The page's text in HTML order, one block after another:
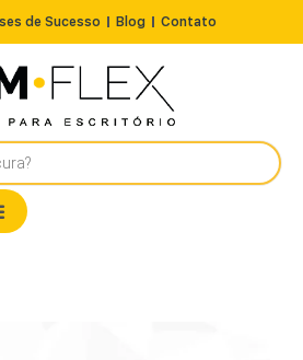
de Sucesso Blog Contato